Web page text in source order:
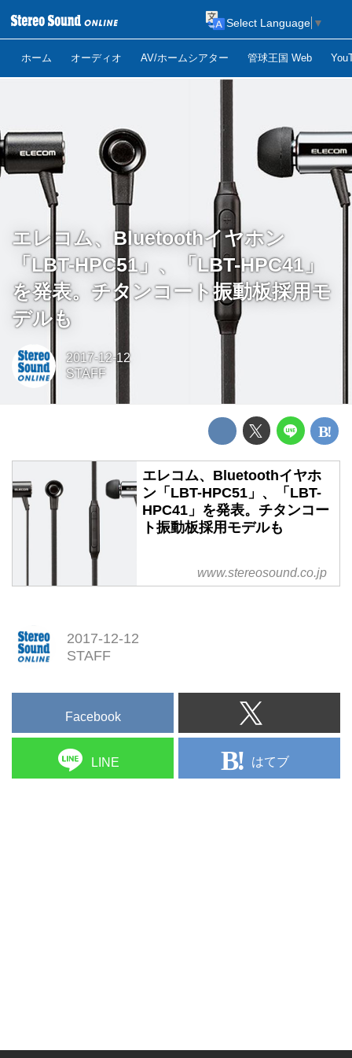
ホーム オーディオ AV/ホームシアター 管球王国 Web
Select Language ▼
エレコム、Bluetoothイヤホン
「LBT-HPC51」、「LBT-HPC41」
を発表。チタンコート振動板採用モ
デルも
2017-12-12
STAFF
エレコム、Bluetoothイヤホ
ン「LBT-HPC51」、「LBT-
HPC41」を発表。チタンコー
ト振動板採用モデルも
www.stereosound.co.jp
2017-12-12
STAFF
Facebook
LINE はてブ